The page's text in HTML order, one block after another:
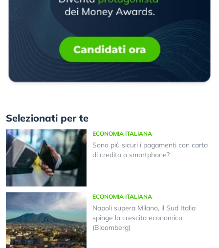
Selezionati per te
ECONOMIA ITALIANA
Sono più sicuri i pagamenti con carta
di credito o smartphone?
ECONOMIA ITALIANA
Napoli supera Milano, il Sud Italia
spinge la crescita economica
(Bloomberg)